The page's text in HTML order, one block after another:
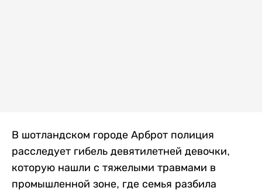
В шотландском городе Арброт полиция
расследует гибель девятилетней девочки,
которую нашли с тяжелыми травмами в
промышленной зоне, где семья разбила